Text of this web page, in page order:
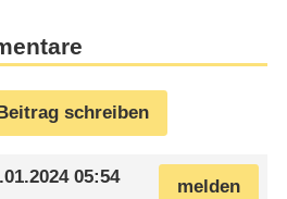
schreiben
melden
05:54